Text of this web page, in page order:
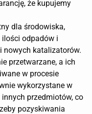
że kupujemy
dla środowiska,
odpadów i
nowych katalizatorów.
przetwarzane, a ich
w procesie
wykorzystane w
przedmiotów, co
pozyskiwania